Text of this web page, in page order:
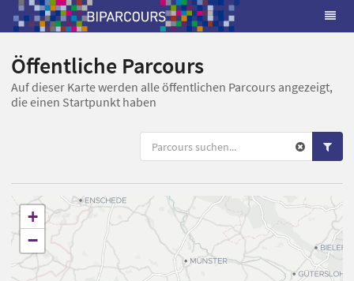
Öffentliche Parcours
Auf dieser Karte werden alle öffentlichen Parcours angezeigt,
die einen Startpunkt haben
+
−